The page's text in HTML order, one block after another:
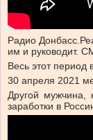
Радио
им и руководит.
Весь этот период
30 апреля 2021
Другой мужчина,
заработки в